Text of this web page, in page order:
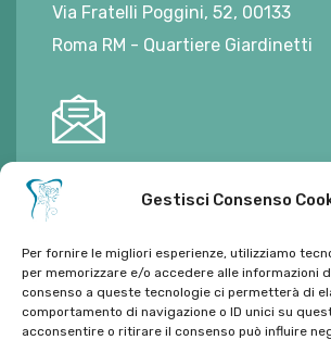
Gestisci Consenso
Per fornire le migliori esperienze, utilizziamo
per memorizzare e/o accedere alle informazioni
consenso a queste tecnologie ci permetterà di
comportamento di navigazione o ID unici su
acconsentire o ritirare il consenso può influire
Via Fratelli Poggini, 52, 00133
Roma RM - Quartiere Giardinetti
E-mail:
Tel:06 272342